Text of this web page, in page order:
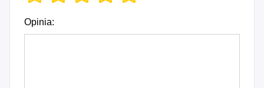
Opinia: